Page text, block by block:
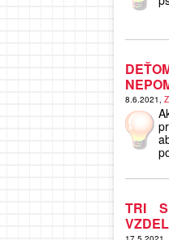
8.6.2021,
TRI